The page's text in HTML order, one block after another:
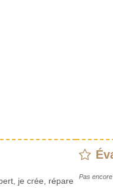
je crée, répare
Pas encore